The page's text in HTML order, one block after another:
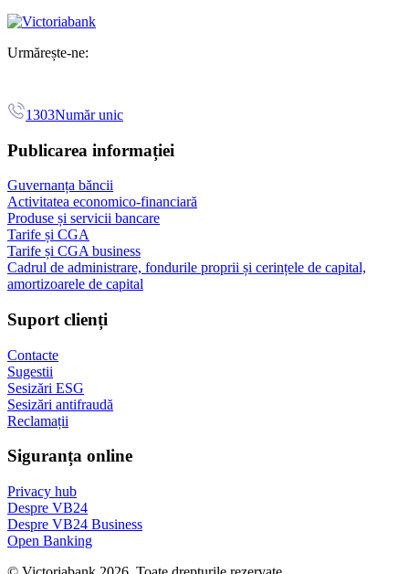
Urmărește-ne:
1303Număr unic
Publicarea informației
Guvernanța băncii
Activitatea economico-financiară
Produse și servicii bancare
Tarife și CGA
Tarife și CGA business
Cadrul de administrare, fondurile proprii și cerințele de capital,
amortizoarele de capital
Suport clienți
Contacte
Sugestii
Sesizări ESG
Sesizări antifraudă
Reclamații
Siguranța online
Privacy hub
Despre VB24
Despre VB24 Business
Open Banking